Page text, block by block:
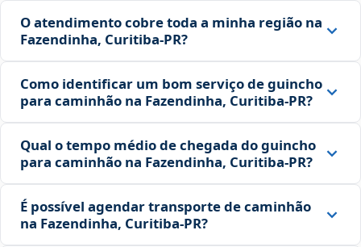
O atendimento cobre toda a minha região na
Fazendinha, Curitiba‑PR?
Como identificar um bom serviço de guincho
para caminhão na Fazendinha, Curitiba‑PR?
Qual o tempo médio de chegada do guincho
para caminhão na Fazendinha, Curitiba‑PR?
É possível agendar transporte de caminhão
na Fazendinha, Curitiba‑PR?